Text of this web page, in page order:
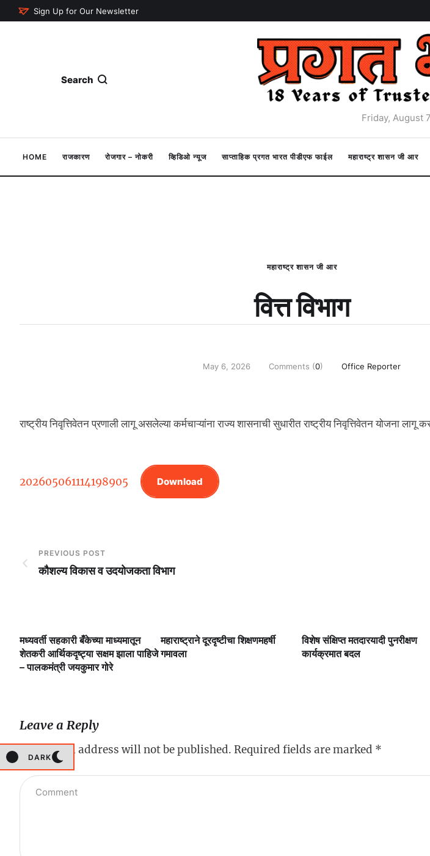
Sign Up for Our Newsletter
Search
Friday, August
DARK
HOME राजकारण रोजगार – नोकरी व्हिडिओ न्यूज साप्ताहिक प्रगत भारत पीडीएफ फाईल महाराष्ट्र शासन जी आर
महाराष्ट्र शासन जी आर
वित्त विभाग
May 6, 2026 Comments (0) Office Reporter
राष्ट्रीय निवृत्तिवेतन प्रणाली लागू असलेल्या कर्मचाऱ्यांना राज्य शासनाची सुधारीत राष्ट्रीय निवृत्तिवेतन योजना लागू
202605061114198905 Download
PREVIOUS POST
कौशल्य विकास व उदयोजकता विभाग
मध्यवर्ती सहकारी बँकेच्या माध्यमातून
शेतकरी आर्थिकदृष्ट्या सक्षम झाला पाहिजे
– पालकमंत्री जयकुमार गोरे
महाराष्ट्राने दूरदृष्टीचा शिक्षणमहर्षी
गमावला
विशेष संक्षिप्त मतदारयादी पुनरीक्षण
कार्यक्रमात बदल
Leave a Reply
Your email address will not be published. Required fields are marked *